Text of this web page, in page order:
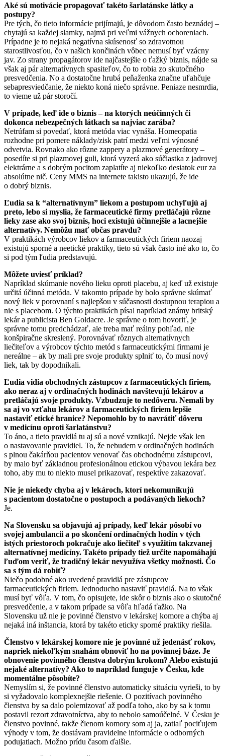
Aké sú motivácie propagovať takéto šarlatánske látky a
postupy?
Pre tých, čo tieto informácie prijímajú, je dôvodom často beznádej –
chytajú sa každej slamky, najmä pri veľmi vážnych ochoreniach.
Prípadne je to nejaká negatívna skúsenosť so zdravotnou
starostlivosťou, čo v našich končinách vôbec nemusí byť vzácny
jav. Zo strany propagátorov ide najčastejšie o ťažký biznis, nájde sa
však aj pár alternatívnych spasiteľov, čo to robia zo skutočného
presvedčenia. No a dostatočne hrubá peňaženka značne uľahčuje
sebapresviedčanie, že niekto koná niečo správne. Peniaze nesmrdia,
to vieme už pár storočí.
V prípade, keď ide o biznis – na ktorých neúčinných či
dokonca nebezpečných látkach sa najviac zarába?
Netrúfam si povedať, ktorá metóda viac vynáša. Homeopatia
rozhodne pri pomere náklady/zisk patrí medzi veľmi výnosné
odvetvia. Rovnako ako rôzne zappery a plazmové generátory –
posedíte si pri plazmovej guli, ktorá vyzerá ako súčiastka z jadrovej
elektrárne a s dobrým pocitom zaplatíte aj niekoľko desiatok eur za
absolútne nič. Ceny MMS na internete takisto ukazujú, že ide
o dobrý biznis.
Ľudia sa k “alternatívnym” liekom a postupom uchyľujú aj
preto, lebo si myslia, že farmaceutické firmy pretláčajú rôzne
lieky zase ako svoj biznis, hoci existujú účinnejšie a lacnejšie
alternatívy. Nemôžu mať občas pravdu?
V praktikách výrobcov liekov a farmaceutických firiem naozaj
existujú sporné a neetické praktiky, tieto sú však často iné ako to, čo
si pod tým ľudia predstavujú.
Môžete uviesť príklad?
Napríklad skúmanie nového lieku oproti placebu, aj keď už existuje
určitá účinná metóda. V takomto prípade by bolo správne skúmať
nový liek v porovnaní s najlepšou v súčasnosti dostupnou terapiou a
nie s placebom. O týchto praktikách písal napríklad známy britský
lekár a publicista Ben Goldacre. Je správne o tom hovoriť, je
správne tomu predchádzať, ale treba mať reálny pohľad, nie
konšpiračne skreslený. Porovnávať rôznych alternatívnych
liečiteľov a výrobcov týchto metód s farmaceutickými firmami je
nereálne – ak by mali pre svoje produkty splniť to, čo musí nový
liek, tak by dopodnikali.
Ľudia vidia obchodných zástupcov z farmaceutických firiem,
ako neraz aj v ordinačných hodinách navštevujú lekárov a
pretláčajú svoje produkty. Vzbudzuje to nedôveru. Nemali by
sa aj vo vzťahu lekárov a farmaceutických firiem lepšie
nastaviť etické hranice? Nepomohlo by to navrátiť dôveru
v medicínu oproti šarlatánstvu?
To áno, a tieto pravidlá tu aj sú a nové vznikajú. Nejde však len
o nastavovanie pravidiel. To, že nebudem v ordinačných hodinách
s plnou čakárňou pacientov venovať čas obchodnému zástupcovi,
by malo byť základnou profesionálnou etickou výbavou lekára bez
toho, aby mu to niekto musel prikazovať, respektíve zakazovať.
Nie je niekedy chyba aj v lekároch, ktorí nekomunikujú
s pacientom dostatočne o postupoch a podávaných liekoch?
Je.
Na Slovensku sa objavujú aj prípady, keď lekár pôsobí vo
svojej ambulancii a po skončení ordinačných hodín v tých
istých priestoroch pokračuje ako liečiteľ s využitím takzvanej
alternatívnej medicíny. Takéto prípady tiež určite napomáhajú
ľuďom veriť, že tradičný lekár nevyužíva všetky možnosti. Čo
sa s tým dá robiť?
Niečo podobné ako uvedené pravidlá pre zástupcov
farmaceutických firiem. Jednoducho nastaviť pravidlá. Na to však
musí byť vôľa. V tom, čo opisujete, ide skôr o biznis ako o skutočné
presvedčenie, a v takom prípade sa vôľa hľadá ťažko. Na
Slovensku už nie je povinné členstvo v lekárskej komore a chýba aj
nejaká iná inštancia, ktorá by takéto eticky sporné praktiky riešila.
Členstvo v lekárskej komore nie je povinné už jedenásť rokov,
napriek niekoľkým snahám obnoviť ho na povinnej báze. Je
obnovenie povinného členstva dobrým krokom? Alebo existujú
nejaké alternatívy? Ako to napríklad funguje v Česku, kde
momentálne pôsobíte?
Nemyslím si, že povinné členstvo automaticky situáciu vyrieši, to by
si vyžadovalo komplexnejšie riešenie. O pozitívach povinného
členstva by sa dalo polemizovať až podľa toho, ako by sa k tomu
postavil rezort zdravotníctva, aby to nebolo samoúčelné. V Česku je
členstvo povinné, takže členom komory som aj ja, zatiaľ pociťujem
výhody v tom, že dostávam pravidelne informácie o odborných
podujatiach. Možno prídu časom ďalšie.